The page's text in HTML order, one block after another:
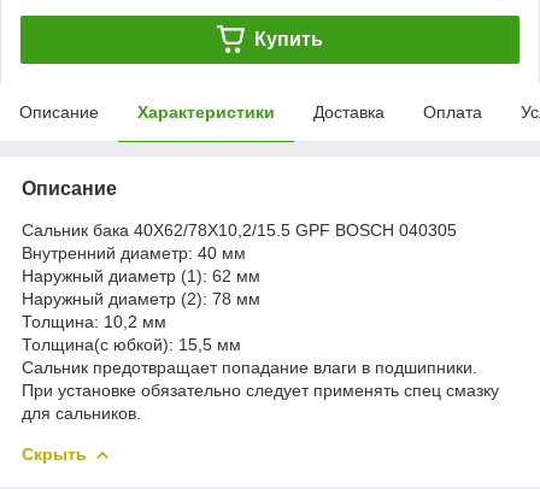
Купить
Описание Характеристики Доставка Оплата
Описание
Сальник бака 40Х62/78Х10,2/15.5 GPF BOSCH 040305
Внутренний диаметр: 40 мм
Наружный диаметр (1): 62 мм
Наружный диаметр (2): 78 мм
Толщина: 10,2 мм
Толщина(с юбкой): 15,5 мм
Cальник предотвращает попадание влаги в подшипники.
При установке обязательно следует применять спец смазку
для сальников.
Скрыть